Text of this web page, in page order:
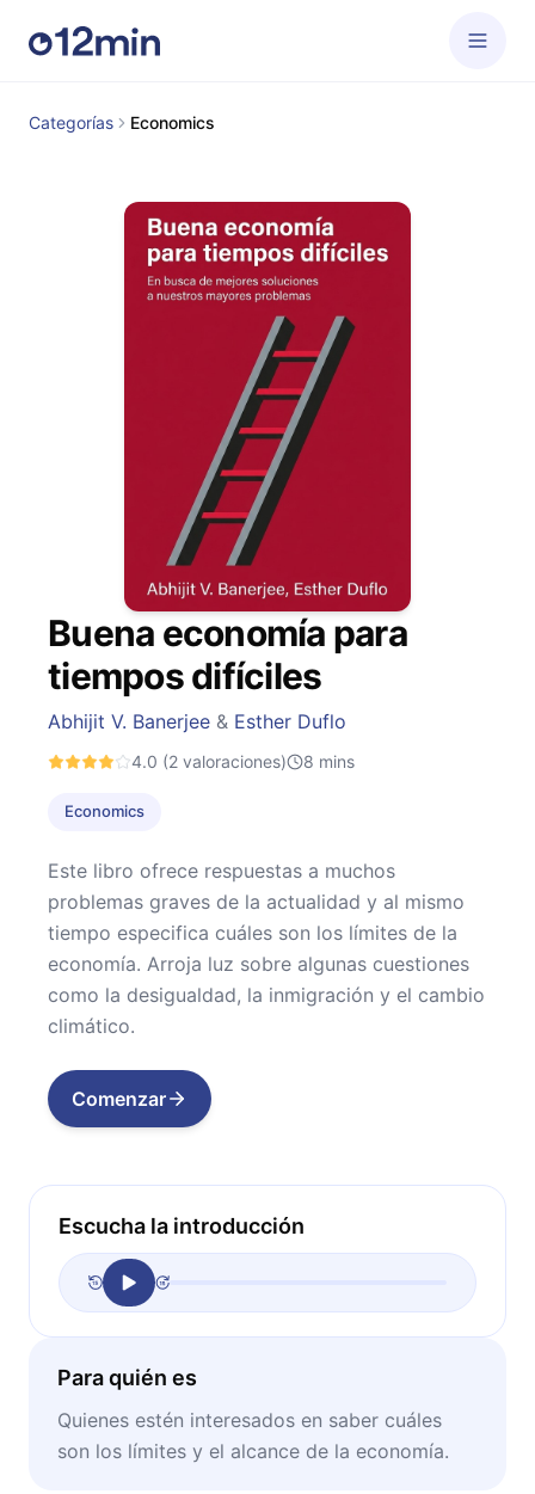
Categorías Economics
Buena economía para
tiempos difíciles
Abhijit V. Banerjee & Esther Duflo
4.0 (2 valoraciones) 8 mins
Economics
Este libro ofrece respuestas a muchos
problemas graves de la actualidad y al mismo
tiempo especifica cuáles son los límites de la
economía. Arroja luz sobre algunas cuestiones
como la desigualdad, la inmigración y el cambio
climático.
Comenzar
Escucha la introducción
Para quién es
Quienes estén interesados en saber cuáles
son los límites y el alcance de la economía.